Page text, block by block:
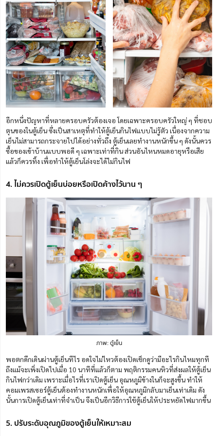
อีกหนึ่งปัญหาที่หลายครอบครัวต้องเจอ โดยเฉพาะครอบครัวใหญ่ ๆ ที่ชอบ
ตุนของในตู้เย็นซึ่งเป็นสาเหตุที่ทำให้ตู้เย็นกินไฟแบบไม่รู้ตัว เนื่องจากความ
เย็นไม่สามารถกระจายไปได้อย่างทั่วถึง ตู้เย็นเลยทำงานหนักขึ้น ๆ ดังนั้นควร
ซื้อของเข้าบ้านแบบพอดี ๆ เฉพาะเท่าที่กิน ส่วนอันไหนหมดอายุหรือเสีย
แล้วก็ควรทิ้ง เพื่อทำให้ตู้เย็นโล่งจะได้ไม่กินไฟ
4. ไม่ควรเปิดตู้เย็นบ่อยหรือเปิดค้างไว้นาน ๆ
ภาพ: ตู้เย็น
พอตกดึกเดินผ่านตู้เย็นทีไร อดใจไม่ไหวต้องเปิดเช็กดูว่ามีอะไรกินไหมทุกที
ถึงแม้จะเพิ่งเปิดไปเมื่อ 10 นาทีที่แล้วก็ตาม พฤติกรรมคนหิวที่ส่งผลให้ตู้เย็น
กินไฟกว่าเดิม เพราะเมื่อไรที่เราเปิดตู้เย็น อุณหภูมิข้างในก็จะสูงขึ้น ทำให้
คอมเพรสเซอร์ตู้เย็นต้องทำงานหนักเพื่อให้อุณหภูมิกลับมาเย็นเท่าเดิม ดัง
นั้นการเปิดตู้เย็นเท่าที่จำเป็น จึงเป็นอีกวิธีการใช้ตู้เย็นให้ประหยัดไฟมากขึ้น
5. ปรับระดับอุณภูมิของตู้เย็นให้เหมาะสม